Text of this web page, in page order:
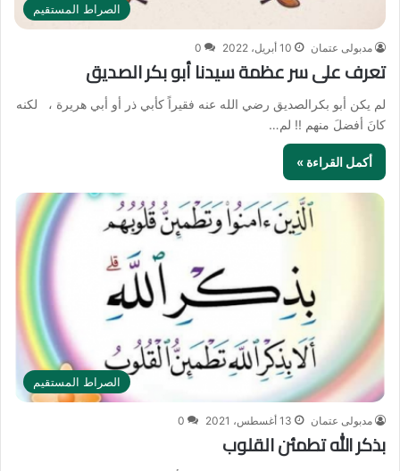
الصراط المستقيم
مدبولى عتمان 10 أبريل، 2022 0
تعرف على سر عظمة سيدنا أبو بكر الصديق
ﻟﻢ ﻳﻜﻦ ﺃﺑﻮ ﺑﻜﺮﺍﻟﺼﺪﻳﻖ ﺭﺿﻲ ﺍﻟﻠﻪ ﻋﻨﻪ ﻓﻘﻴﺮﺍً ﻛﺄﺑﻲ ﺫﺭ ﺃﻭ ﺃﺑﻲ ﻫﺮﻳﺮﺓ ، ﻟﻜﻨﻪ
ﻛﺎﻥَ ﺃﻓﻀﻞَ ﻣﻨﻬﻢ !! ﻟﻢ…
أكمل القراءة »
الصراط المستقيم
مدبولى عتمان 13 أغسطس، 2021 0
بذكر الله تطمئن القلوب